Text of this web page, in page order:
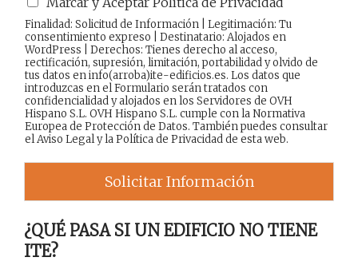
Finalidad: Solicitud de Información | Legitimación: Tu
consentimiento expreso | Destinatario: Alojados en
WordPress | Derechos: Tienes derecho al acceso,
rectificación, supresión, limitación, portabilidad y olvido de
tus datos en info(arroba)ite-edificios.es. Los datos que
introduzcas en el Formulario serán tratados con
confidencialidad y alojados en los Servidores de OVH
Hispano S.L. OVH Hispano S.L. cumple con la Normativa
Europea de Protección de Datos. También puedes consultar
elAviso Legaly laPolítica de Privacidadde esta web.
Solicitar Información
¿QUÉ PASA SI UN EDIFICIO NO TIENE
ITE?